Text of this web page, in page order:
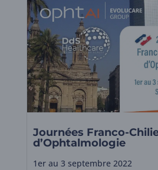
Journées Franco-
d’Ophtalmologie
1er au 3 septembre 2022